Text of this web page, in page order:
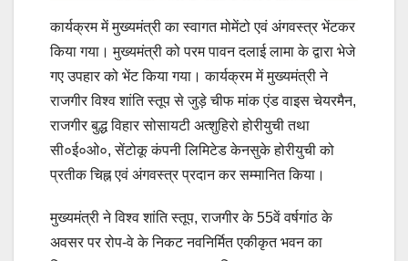
कार्यक्रम में मुख्यमंत्री का स्वागत मोमेंटो एवं अंगवस्त्र भेंटकर
किया गया। मुख्यमंत्री को परम पावन दलाई लामा के द्वारा भेजे
गए उपहार को भेंट किया गया। कार्यक्रम में मुख्यमंत्री ने
राजगीर विश्व शांति स्तूप से जुड़े चीफ मांक एंड वाइस चेयरमैन,
राजगीर बुद्ध विहार सोसायटी अत्शुहिरो होरीयुची तथा
सी०ई०ओ०, सेंटोकू कंपनी लिमिटेड केनसुके होरीयुची को
प्रतीक चिह्न एवं अंगवस्त्र प्रदान कर सम्मानित किया।
मुख्यमंत्री ने विश्व शांति स्तूप, राजगीर के 55वें वर्षगांठ के
अवसर पर रोप-वे के निकट नवनिर्मित एकीकृत भवन का